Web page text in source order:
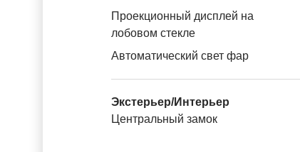
Проекционный дисплей на
лобовом стекле
Автоматический свет фар
Экстерьер/Интерьер
Центральный замок